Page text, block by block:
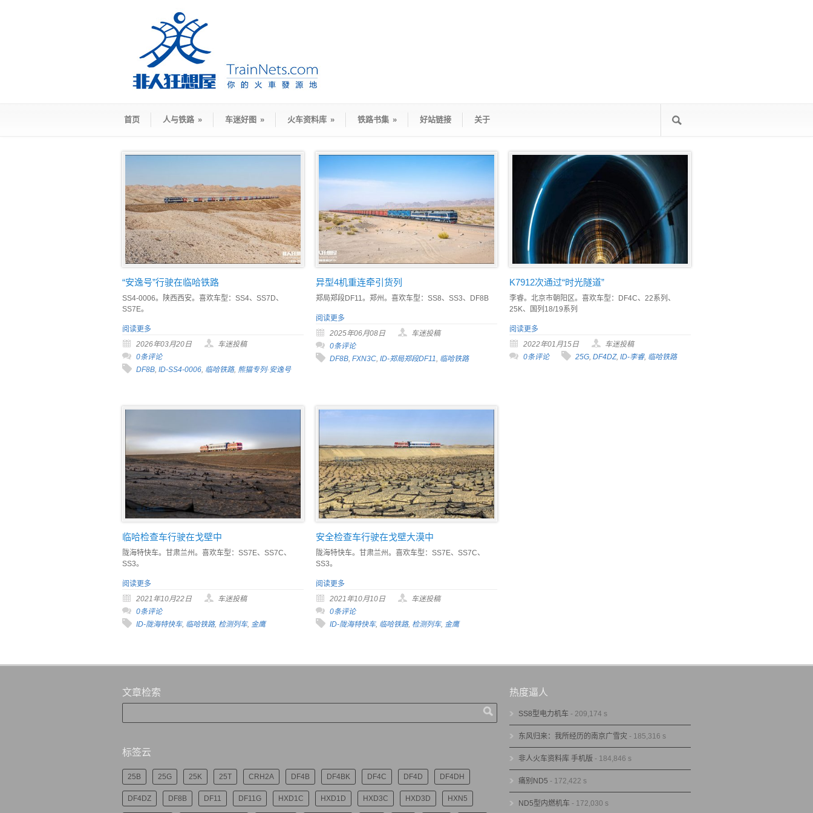
首页 人与铁路 » 车迷好图 » 火车资料库 » 铁路书集 » 好站链接 关于
“安逸号”行驶在临哈铁路
SS4-0006。陕西西安。喜欢车型：SS4、SS7D、
SS7E。
阅读更多
2026年03月20日
车迷投稿
0条评论
DF8B, ID-SS4-0006, 临哈铁路, 熊猫专列·安逸号
异型4机重连牵引货列
郑局郑段DF11。郑州。喜欢车型：SS8、SS3、DF8B
阅读更多
2025年06月08日
车迷投稿
0条评论
DF8B, FXN3C, ID-郑局郑段DF11, 临哈铁路
K7912次通过“时光隧道”
李睿。北京市朝阳区。喜欢车型：DF4C、22系列、
25K、国列18/19系列
阅读更多
2022年01月15日
车迷投稿
0条评论
25G, DF4DZ, ID-李睿, 临哈铁路
临哈检查车行驶在戈壁中
陇海特快车。甘肃兰州。喜欢车型：SS7E、SS7C、
SS3。
阅读更多
2021年10月22日
车迷投稿
0条评论
ID-陇海特快车, 临哈铁路, 检测列车, 金鹰
安全检查车行驶在戈壁大漠中
陇海特快车。甘肃兰州。喜欢车型：SS7E、SS7C、
SS3。
阅读更多
2021年10月10日
车迷投稿
0条评论
ID-陇海特快车, 临哈铁路, 检测列车, 金鹰
文章检索
标签云
25B 25G 25K 25T CRH2A DF4B DF4BK DF4C DF4D DF4DH
DF4DZ DF8B DF11 DF11G HXD1C HXD1D HXD3C HXD3D HXN5
热度逼人
SS8型电力机车 - 209,174 s
东风归来：我所经历的南京广雪灾 - 185,316 s
非人火车资料库 手机版 - 184,846 s
痛别ND5 - 172,422 s
ND5型内燃机车 - 172,030 s